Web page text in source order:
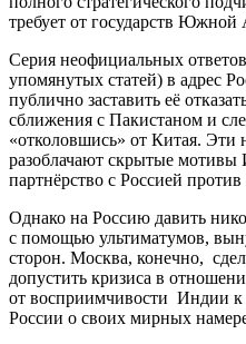
требует от государств Южной
Серия неофициальных
упомянутых статей) в адрес
публично заставить её
сближения с Пакистаном и
«отколовшись» от Китая. Эти
разоблачают скрытые мотивы
партнёрство с Россией
Однако на Россию давить
с помощью ультиматумов,
сторон. Москва, конечно,
допустить кризиса в
от восприимчивости Индии к
России о своих мирных